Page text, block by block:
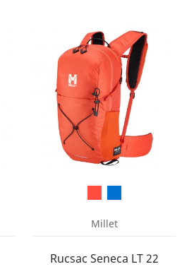
Millet
Rucsac Seneca LT 22